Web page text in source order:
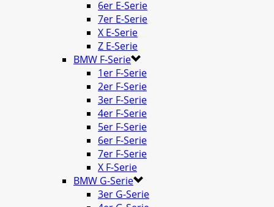
6er E-Serie
7er E-Serie
X E-Serie
Z E-Serie
BMW F-Serie
1er F-Serie
2er F-Serie
3er F-Serie
4er F-Serie
5er F-Serie
6er F-Serie
7er F-Serie
X F-Serie
BMW G-Serie
3er G-Serie